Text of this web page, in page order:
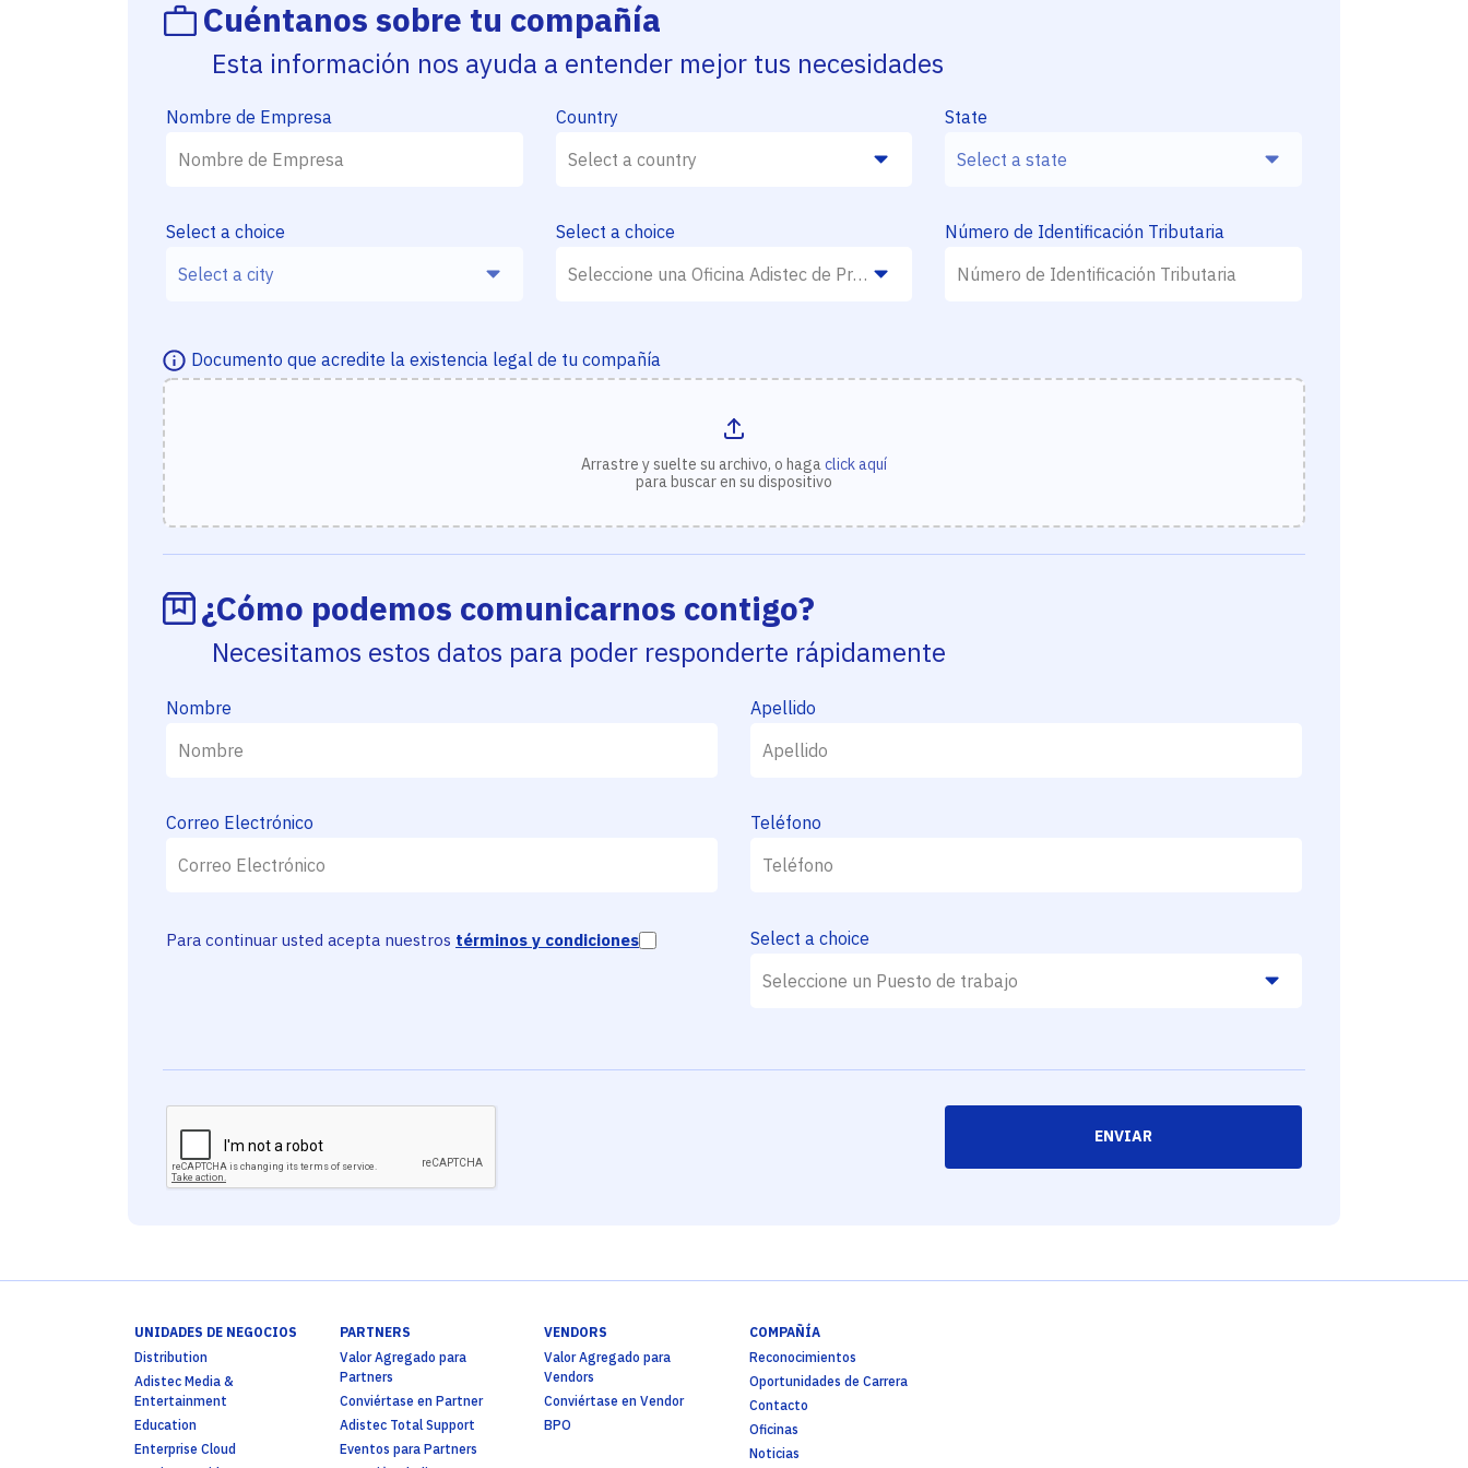
Cuéntanos sobre tu compañía
Esta información nos ayuda a entender mejor tus necesidades
Nombre de Empresa
Select a choice
Country
Select a choice
State
Número de Identificación Tributaria
Documento que acredite la existencia legal de tu compañía
Arrastre y suelte su archivo, o haga click aquí
para buscar en su dispositivo
¿Cómo podemos comunicarnos contigo?
Necesitamos estos datos para poder responderte rápidamente
Nombre
Correo Electrónico
Para continuar usted acepta nuestros términos y condiciones
Apellido
Teléfono
Select a choice
ENVIAR
UNIDADES DE NEGOCIOS
Distribution
Adistec Media &
Entertainment
Education
Enterprise Cloud
PARTNERS
Valor Agregado para
Partners
Conviértase en Partner
Adistec Total Support
Eventos para Partners
VENDORS
Valor Agregado para
Vendors
Conviértase en Vendor
BPO
COMPAÑÍA
Reconocimientos
Oportunidades de Carrera
Contacto
Oficinas
Noticias